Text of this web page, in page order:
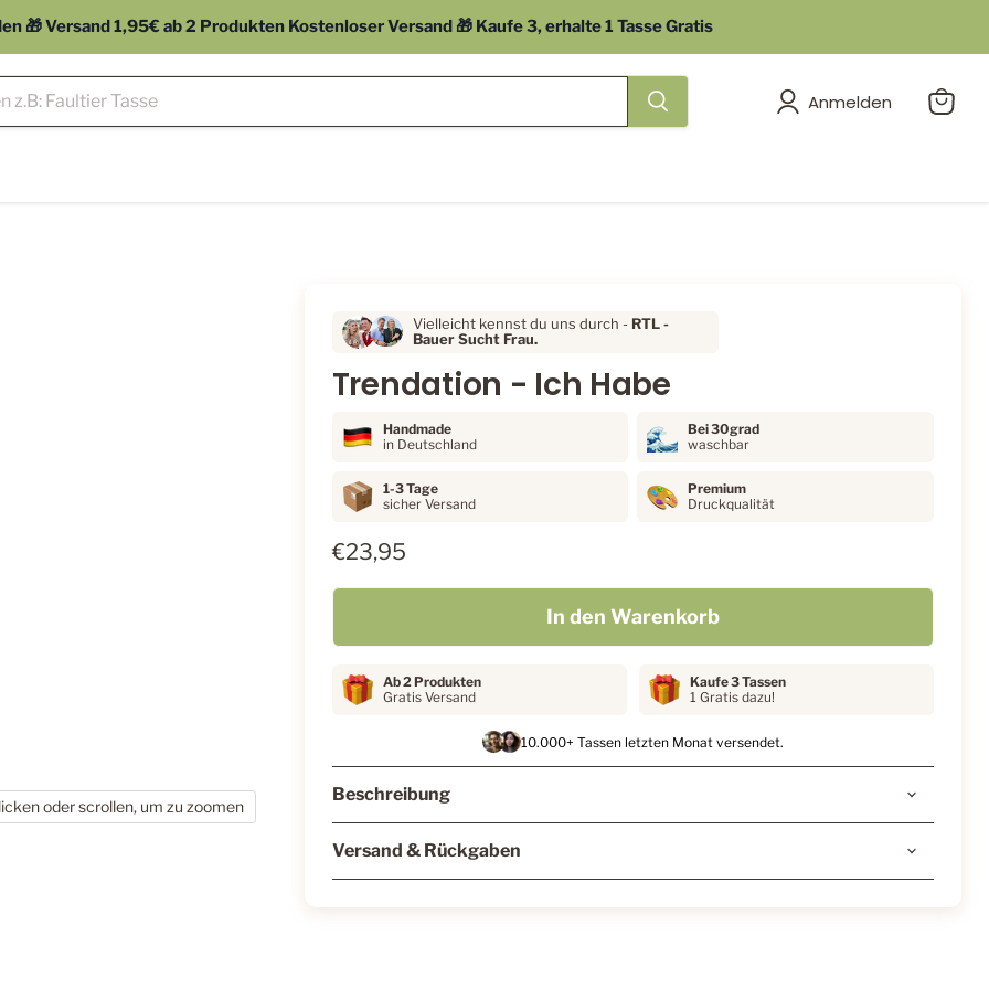
🎁 Versand 1,95€ ab 2 Produkten Kostenloser Versand 🎁 Kaufe 3, erhalte 1 Tasse Gratis
Anmelden
oder scrollen, um zu zoomen
Vielleicht kennst du uns durch - RTL -
Bauer Sucht Frau.
Trendation - Ich Habe
Handmade
in Deutschland
Bei 30grad
waschbar
1-3 Tage
sicher Versand
Premium
Druckqualität
€23,95
In den Warenkorb
Ab 2 Produkten
Gratis Versand
Kaufe 3 Tassen
1 Gratis dazu!
10.000+ Tassen letzten Monat versendet.
Beschreibung
Versand & Rückgaben